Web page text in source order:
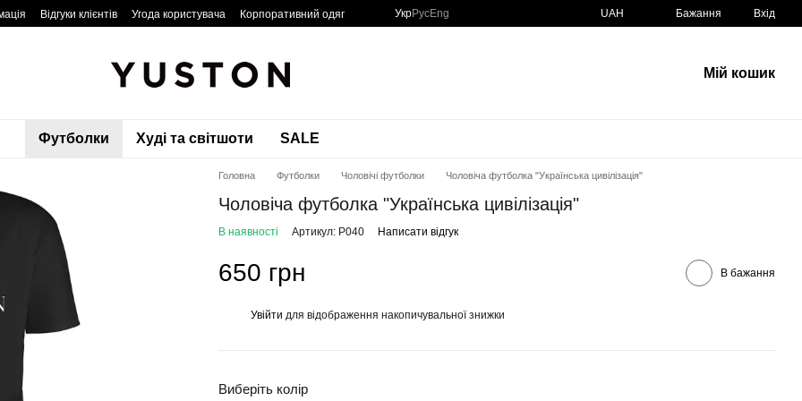
Відгуки клієнтів Угода користувача Корпоративний одяг УкрРусEng UAH Бажання Вхід
Мій кошик
Футболки Худі та світшоти SALE
Головна Футболки Чоловічі футболки Чоловіча футболка "Українська цивілізація"
Чоловіча футболка "Українська цивілізація"
В наявності Артикул: P040 Написати відгук
650 грн В бажання
Увійти для відображення накопичувальної знижки
Виберіть колір